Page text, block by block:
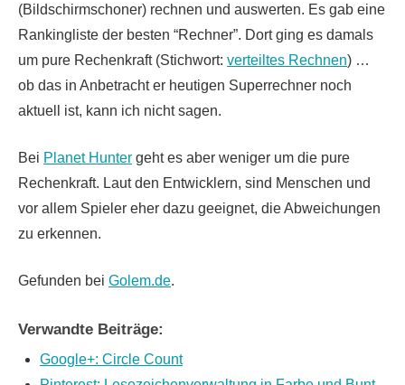
(Bildschirmschoner) rechnen und auswerten. Es gab eine
Rankingliste der besten “Rechner”. Dort ging es damals
um pure Rechenkraft (Stichwort: verteiltes Rechnen) …
ob das in Anbetracht er heutigen Superrechner noch
aktuell ist, kann ich nicht sagen.
Bei Planet Hunter geht es aber weniger um die pure
Rechenkraft. Laut den Entwicklern, sind Menschen und
vor allem Spieler eher dazu geeignet, die Abweichungen
zu erkennen.
Gefunden bei Golem.de.
Verwandte Beiträge:
Google+: Circle Count